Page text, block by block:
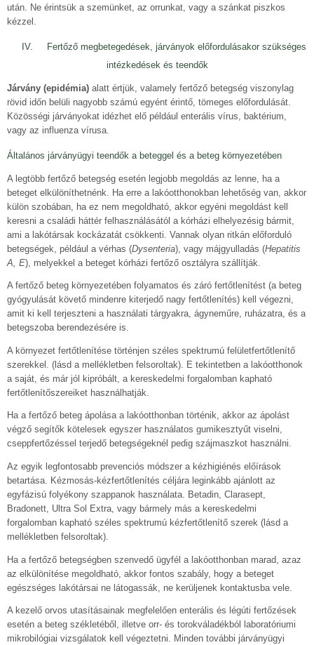
után. Ne érintsük a szemünket, az orrunkat, vagy a szánkat piszkos
kézzel.
IV. Fertőző megbetegedések, járványok előfordulásakor szükséges
intézkedések és teendők
Járvány (epidémia) alatt értjük, valamely fertőző betegség viszonylag
rövid időn belüli nagyobb számú egyént érintő, tömeges előfordulását.
Közösségi járványokat idézhet elő például enterális vírus, baktérium,
vagy az influenza vírusa.
Általános járványügyi teendők a beteggel és a beteg környezetében
A legtöbb fertőző betegség esetén legjobb megoldás az lenne, ha a
beteget elkülöníthetnénk. Ha erre a lakóotthonokban lehetőség van, akkor
külön szobában, ha ez nem megoldható, akkor egyéni megoldást kell
keresni a családi háttér felhasználásától a kórházi elhelyezésig bármit,
ami a lakótársak kockázatát csökkenti. Vannak olyan ritkán előforduló
betegségek, például a vérhas (Dysenteria), vagy májgyulladás (Hepatitis
A, E), melyekkel a beteget kórházi fertőző osztályra szállítják.
A fertőző beteg környezetében folyamatos és záró fertőtlenítést (a beteg
gyógyulását követő mindenre kiterjedő nagy fertőtlenítés) kell végezni,
amit ki kell terjeszteni a használati tárgyakra, ágyneműre, ruházatra, és a
betegszoba berendezésére is.
A környezet fertőtlenítése történjen széles spektrumú felületfertőtlenítő
szerekkel. (lásd a mellékletben felsoroltak). E tekintetben a lakóotthonok
a saját, és már jól kipróbált, a kereskedelmi forgalomban kapható
fertőtlenítőszereiket használhatják.
Ha a fertőző beteg ápolása a lakóotthonban történik, akkor az ápolást
végző segítők kötelesek egyszer használatos gumikesztyűt viselni,
cseppfertőzéssel terjedő betegségeknél pedig szájmaszkot használni.
Az egyik legfontosabb prevenciós módszer a kézhigiénés előírások
betartása. Kézmosás-kézfertőtlenítés céljára leginkább ajánlott az
egyfázisú folyékony szappanok használata. Betadin, Clarasept,
Bradonett, Ultra Sol Extra, vagy bármely más a kereskedelmi
forgalomban kapható széles spektrumú kézfertőtlenítő szerek (lásd a
mellékletben felsoroltak).
Ha a fertőző betegségben szenvedő ügyfél a lakóotthonban marad, azaz
az elkülönítése megoldható, akkor fontos szabály, hogy a beteget
egészséges lakótársai ne látogassák, ne kerüljenek kontaktusba vele.
A kezelő orvos utasításainak megfelelően enterális és légúti fertőzések
esetén a beteg székletéből, illetve orr- és torokváladékból laboratóriumi
mikrobilógiai vizsgálatok kell végeztetni. Minden további járványügyi